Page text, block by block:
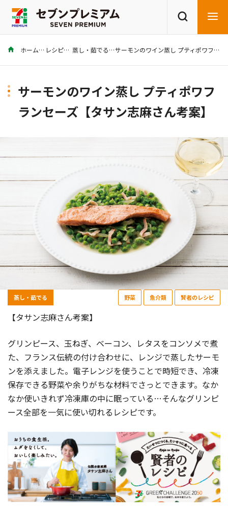
商品を探す レシピを探す
ホーム レシピ 蒸し・茹でる サーモンのワイン蒸し プティポワフランセーズ【タサン志麻さん考案】
サーモンのワイン蒸し プティポワフ
ランセーズ【タサン志麻さん考案】
蒸し・茹でる 野菜 魚介類 賢者のレシピ
【タサン志麻さん考案】
グリンピース、玉ねぎ、ベーコン、レタスをコンソメで煮
た、フランス伝統の付け合わせに、レンジで蒸したサーモ
ンを添えました。電子レンジを使うことで時短でき、冷凍
保存できる野菜や余りがちな材料でさっとできます。なか
なか使いきれず冷凍庫の中に眠っている…そんなグリンピ
ース全部を一気に使い切れるレシピです。